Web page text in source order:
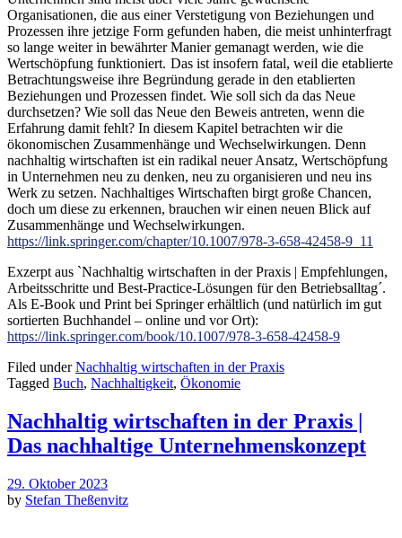
Organisationen, die aus einer Verstetigung von Beziehungen und
Prozessen ihre jetzige Form gefunden haben, die meist unhinterfragt
so lange weiter in bewährter Manier gemanagt werden, wie die
Wertschöpfung funktioniert. Das ist insofern fatal, weil die etablierte
Betrachtungsweise ihre Begründung gerade in den etablierten
Beziehungen und Prozessen findet. Wie soll sich da das Neue
durchsetzen? Wie soll das Neue den Beweis antreten, wenn die
Erfahrung damit fehlt? In diesem Kapitel betrachten wir die
ökonomischen Zusammenhänge und Wechselwirkungen. Denn
nachhaltig wirtschaften ist ein radikal neuer Ansatz, Wertschöpfung
in Unternehmen neu zu denken, neu zu organisieren und neu ins
Werk zu setzen. Nachhaltiges Wirtschaften birgt große Chancen,
doch um diese zu erkennen, brauchen wir einen neuen Blick auf
Zusammenhänge und Wechselwirkungen.
https://link.springer.com/chapter/10.1007/978-3-658-42458-9_11
Exzerpt aus `Nachhaltig wirtschaften in der Praxis | Empfehlungen,
Arbeitsschritte und Best-Practice-Lösungen für den Betriebsalltag´.
Als E-Book und Print bei Springer erhältlich (und natürlich im gut
sortierten Buchhandel – online und vor Ort):
https://link.springer.com/book/10.1007/978-3-658-42458-9
Filed underNachhaltig wirtschaften in der Praxis
Tagged Buch, Nachhaltigkeit, Ökonomie
Nachhaltig wirtschaften in der Praxis |
Das nachhaltige Unternehmenskonzept
29. Oktober 2023
by Stefan Theßenvitz